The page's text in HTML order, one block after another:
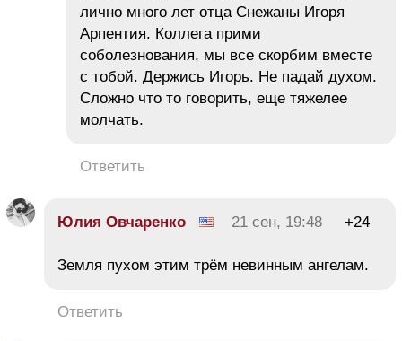
лично много лет отца Снежаны Игоря
Арпентия. Коллега прими
соболезнования, мы все скорбим вместе
с тобой. Держись Игорь. Не падай духом.
Сложно что то говорить, еще тяжелее
молчать.
Ответить
Юлия Овчаренко 21 сен, 19:48 +24
Земля пухом этим трём невинным ангелам.
Ответить